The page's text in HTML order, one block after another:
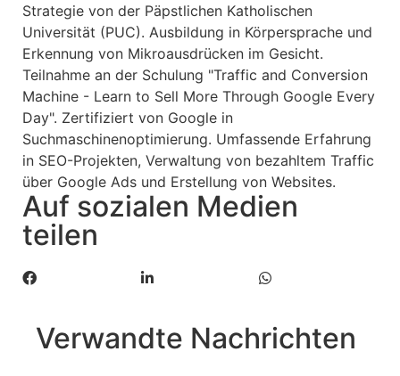
Strategie von der Päpstlichen Katholischen
Universität (PUC). Ausbildung in Körpersprache und
Erkennung von Mikroausdrücken im Gesicht.
Teilnahme an der Schulung "Traffic and Conversion
Machine - Learn to Sell More Through Google Every
Day". Zertifiziert von Google in
Suchmaschinenoptimierung. Umfassende Erfahrung
in SEO-Projekten, Verwaltung von bezahltem Traffic
über Google Ads und Erstellung von Websites.
Auf sozialen Medien
teilen
Verwandte Nachrichten